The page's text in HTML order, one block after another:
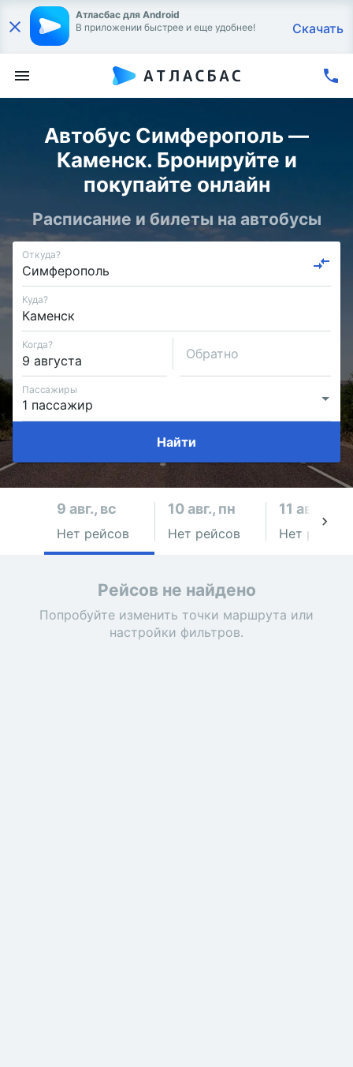
Атласбас для Android
В приложении быстрее и еще удобнее!
Скачать
Автобус Симферополь —
Каменск. Бронируйте и
покупайте онлайн
Расписание и билеты на автобусы
Откуда?
Куда?
Когда?
Обратно
Пассажиры
Найти
9 авг., вс
Нет рейсов
10 авг., пн
Нет рейсов
11 авг., вт
Нет рейсов
Рейсов не найдено
Попробуйте изменить точки маршрута или
настройки фильтров.